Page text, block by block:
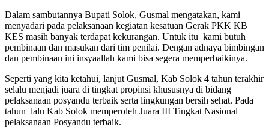
Dalam sambutannya Bupati Solok, Gusmal mengatakan, kami
menyadari pada pelaksanaan kegiatan kesatuan Gerak PKK KB
KES masih banyak terdapat kekurangan. Untuk itu kami butuh
pembinaan dan masukan dari tim penilai. Dengan adnaya bimbingan
dan pembinaan ini insyaallah kami bisa segera memperbaikinya.
Seperti yang kita ketahui, lanjut Gusmal, Kab Solok 4 tahun terakhir
selalu menjadi juara di tingkat propinsi khususnya di bidang
pelaksanaan posyandu terbaik serta lingkungan bersih sehat. Pada
tahun lalu Kab Solok memperoleh Juara III Tingkat Nasional
pelaksanaan Posyandu terbaik.